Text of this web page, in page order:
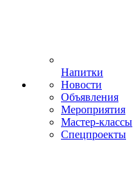
Напитки
Новости
Объявления
Мероприятия
Мастер-классы
Спецпроекты